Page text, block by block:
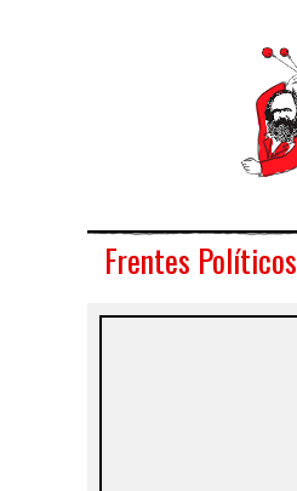
Frentes Políticos